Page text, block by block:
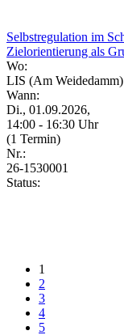
Selbstregulation im
Zielorientierung als
Wo:
LIS (Am Weidedamm)
Wann:
Di., 01.09.2026,
14:00 - 16:30 Uhr
(1 Termin)
Nr.:
26-1530001
Status:
1
2
3
4
5